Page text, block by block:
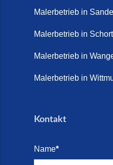
Malerbetrieb in
Malerbetrieb in
Malerbetrieb in
Malerbetrieb in
Kontakt
Name*